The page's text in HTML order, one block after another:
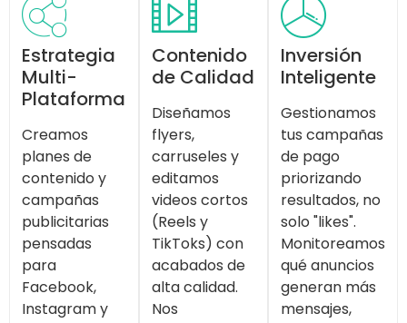
Estrategia
Multi-
Plataforma
Creamos
planes de
contenido y
campañas
publicitarias
pensadas
para
Facebook,
Instagram y
Contenido
de Calidad
Diseñamos
flyers,
carruseles y
editamos
videos cortos
(Reels y
TikToks) con
acabados de
alta calidad.
Nos
Inversión
Inteligente
Gestionamos
tus campañas
de pago
priorizando
resultados, no
solo "likes".
Monitoreamos
qué anuncios
generan más
mensajes,